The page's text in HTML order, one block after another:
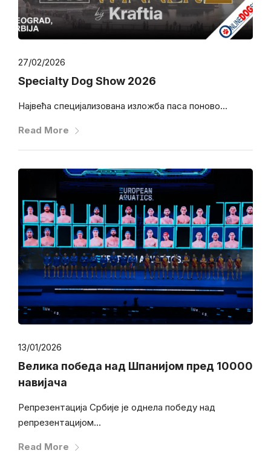
27/02/2026
Specialty Dog Show 2026
Највећа специјализована изложба паса поново...
Read More
13/01/2026
Велика победа над Шпанијом пред 10000
навијача
Репрезентација Србије је однела победу над
репрезентацијом...
Read More